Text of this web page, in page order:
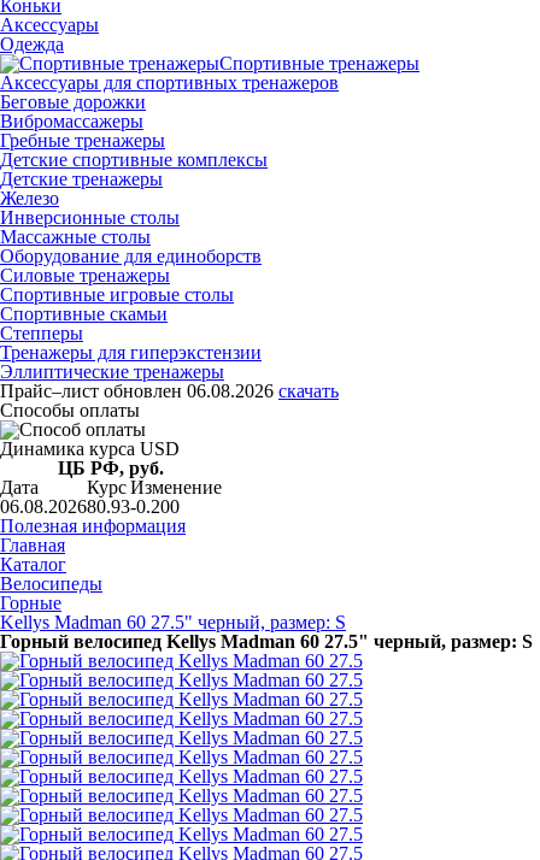
Коньки
Аксессуары
Одежда
Спортивные тренажеры
Аксессуары для спортивных тренажеров
Беговые дорожки
Вибромассажеры
Гребные тренажеры
Детские спортивные комплексы
Детские тренажеры
Железо
Инверсионные столы
Массажные столы
Оборудование для единоборств
Силовые тренажеры
Спортивные игровые столы
Спортивные скамьи
Степперы
Тренажеры для гиперэкстензии
Эллиптические тренажеры
Прайс–лист обновлен 06.08.2026 скачать
Способы оплаты
Динамика курса USD
ЦБ РФ, руб.
Дата
КурсИзменение
06.08.202680.93-0.200
Полезная информация
Главная
Каталог
Велосипеды
Горные
Kellys Madman 60 27.5" черный, размер: S
Горный велосипед Kellys Madman 60 27.5" черный, размер: S